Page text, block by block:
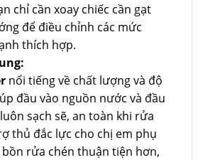
chỉ cần xoay chiếc cần gạt
để điều chỉnh các mức
thích hợp.
nổi tiếng về chất lượng và độ
đầu vào nguồn nước và đầu
sạch sẽ, an toàn khi rửa
thủ đắc lực cho chị em phụ
rửa chén thuận tiện hơn,